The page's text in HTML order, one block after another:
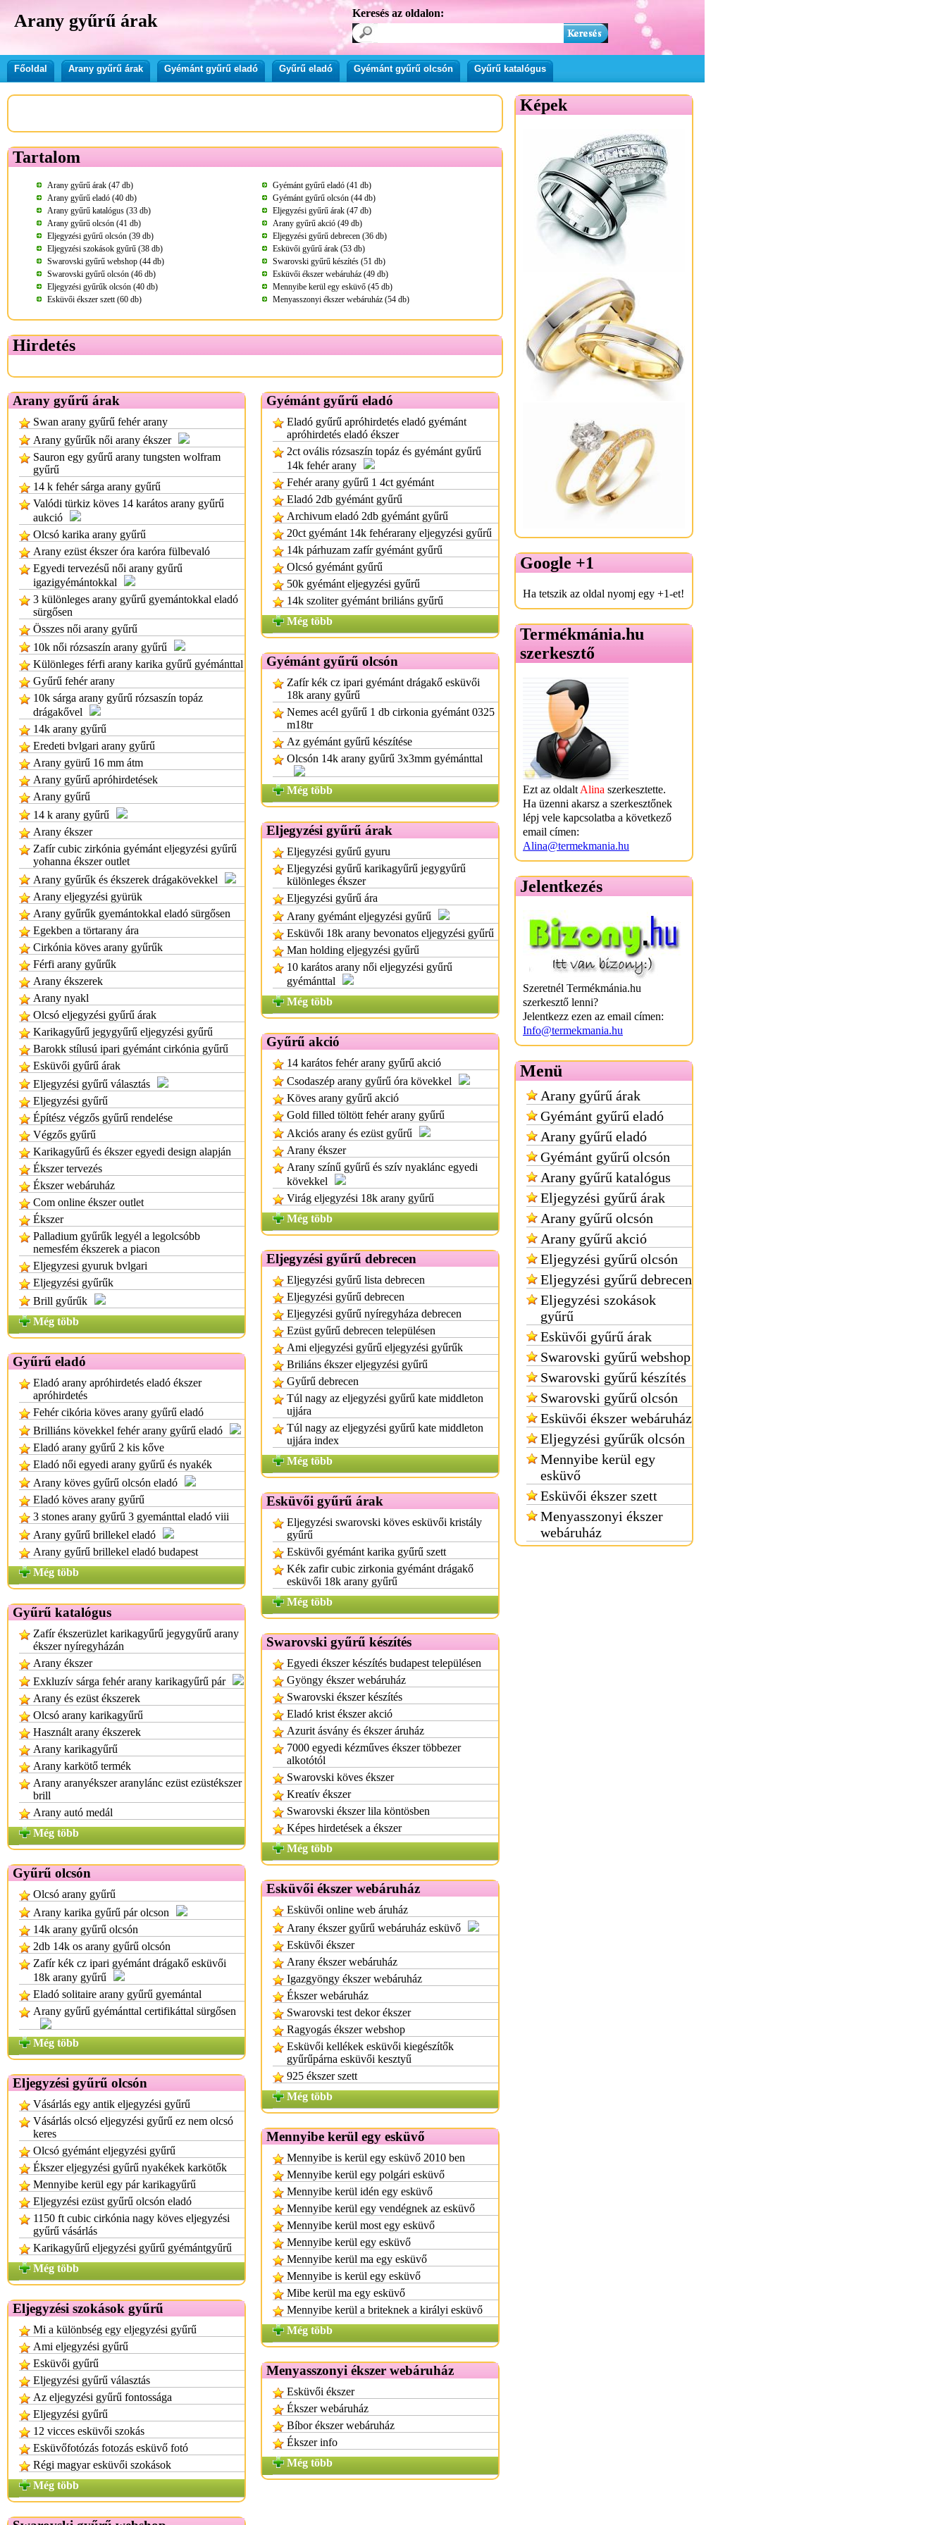
Arany gyűrű árak Keresés az oldalon:
Főoldal Arany gyűrű árak Gyémánt gyűrű eladó Gyűrű eladó Gyémánt gyűrű olcsón Gyűrű katalógus
Tartalom
Arany gyűrű árak (47 db)
Gyémánt gyűrű eladó (41 db)
Arany gyűrű eladó (40 db)
Gyémánt gyűrű olcsón (44 db)
Arany gyűrű katalógus (33 db)
Eljegyzési gyűrű árak (47 db)
Arany gyűrű olcsón (41 db)
Arany gyűrű akció (49 db)
Eljegyzési gyűrű olcsón (39 db)
Eljegyzési gyűrű debrecen (36 db)
Eljegyzési szokások gyűrű (38 db)
Esküvői gyűrű árak (53 db)
Swarovski gyűrű webshop (44 db)
Swarovski gyűrű készítés (51 db)
Swarovski gyűrű olcsón (46 db)
Esküvői ékszer webáruház (49 db)
Eljegyzési gyűrűk olcsón (40 db)
Mennyibe kerül egy esküvő (45 db)
Esküvői ékszer szett (60 db)
Menyasszonyi ékszer webáruház (54 db)
Hirdetés
Arany gyűrű árak
Swan arany gyűrű fehér arany
Arany gyűrűk női arany ékszer
Sauron egy gyűrű arany tungsten wolfram
gyűrű
14 k fehér sárga arany gyűrű
Valódi türkiz köves 14 karátos arany gyűrű
aukció
Olcsó karika arany gyűrű
Arany ezüst ékszer óra karóra fülbevaló
Egyedi tervezésű női arany gyűrű
igazigyémántokkal
3 különleges arany gyűrű gyemántokkal eladó
sürgősen
Összes női arany gyűrű
10k női rózsaszín arany gyűrű
Különleges férfi arany karika gyűrű gyémánttal
Gyűrű fehér arany
10k sárga arany gyűrű rózsaszín topáz
drágakővel
14k arany gyűrű
Eredeti bvlgari arany gyűrű
Arany gyürű 16 mm átm
Arany gyűrű apróhirdetések
Arany gyűrű
14 k arany gyűrű
Arany ékszer
Zafír cubic zirkónia gyémánt eljegyzési gyűrű
yohanna ékszer outlet
Arany gyűrűk és ékszerek drágakövekkel
Arany eljegyzési gyürük
Arany gyűrűk gyemántokkal eladó sürgősen
Egekben a törtarany ára
Cirkónia köves arany gyűrűk
Férfi arany gyűrűk
Arany ékszerek
Arany nyakl
Olcsó eljegyzési gyűrű árak
Karikagyűrű jegygyűrű eljegyzési gyűrű
Barokk stílusú ipari gyémánt cirkónia gyűrű
Esküvői gyűrű árak
Eljegyzési gyűrű választás
Eljegyzési gyűrű
Építész végzős gyűrű rendelése
Végzős gyűrű
Karikagyűrű és ékszer egyedi design alapján
Ékszer tervezés
Ékszer webáruház
Com online ékszer outlet
Ékszer
Palladium gyűrűk legyél a legolcsóbb
nemesfém ékszerek a piacon
Eljegyzesi gyuruk bvlgari
Eljegyzési gyűrűk
Brill gyűrűk
Még több
Gyűrű eladó
Eladó arany apróhirdetés eladó ékszer
apróhirdetés
Fehér cikória köves arany gyűrű eladó
Brilliáns kövekkel fehér arany gyűrű eladó
Eladó arany gyűrű 2 kis kőve
Eladó női egyedi arany gyűrű és nyakék
Arany köves gyűrű olcsón eladó
Eladó köves arany gyűrű
3 stones arany gyűrű 3 gyemánttal eladó viii
Arany gyűrű brillekel eladó
Arany gyűrű brillekel eladó budapest
Még több
Gyűrű katalógus
Zafír ékszerüzlet karikagyűrű jegygyűrű arany
ékszer nyíregyházán
Arany ékszer
Exkluzív sárga fehér arany karikagyűrű pár
Arany és ezüst ékszerek
Olcsó arany karikagyűrű
Használt arany ékszerek
Arany karikagyűrű
Arany karkötő termék
Arany aranyékszer aranylánc ezüst ezüstékszer
brill
Arany autó medál
Még több
Gyűrű olcsón
Olcsó arany gyűrű
Arany karika gyűrű pár olcson
14k arany gyűrű olcsón
2db 14k os arany gyűrű olcsón
Zafír kék cz ipari gyémánt drágakő esküvői
18k arany gyűrű
Eladó solitaire arany gyűrű gyemántal
Arany gyűrű gyémánttal certifikáttal sürgősen
Még több
Eljegyzési gyűrű olcsón
Vásárlás egy antik eljegyzési gyűrű
Vásárlás olcsó eljegyzési gyűrű ez nem olcsó
keres
Olcsó gyémánt eljegyzési gyűrű
Ékszer eljegyzési gyűrű nyakékek karkötők
Mennyibe kerül egy pár karikagyűrű
Eljegyzési ezüst gyűrű olcsón eladó
1150 ft cubic cirkónia nagy köves eljegyzési
gyűrű vásárlás
Karikagyűrű eljegyzési gyűrű gyémántgyűrű
Még több
Eljegyzési szokások gyűrű
Mi a különbség egy eljegyzési gyűrű
Ami eljegyzési gyűrű
Esküvői gyűrű
Eljegyzési gyűrű választás
Az eljegyzési gyűrű fontossága
Eljegyzési gyűrű
12 vicces esküvői szokás
Esküvőfotózás fotozás esküvő fotó
Régi magyar esküvői szokások
Még több
Gyémánt gyűrű eladó
Eladó gyűrű apróhirdetés eladó gyémánt
apróhirdetés eladó ékszer
2ct ovális rózsaszín topáz és gyémánt gyűrű
14k fehér arany
Fehér arany gyűrű 1 4ct gyémánt
Eladó 2db gyémánt gyűrű
Archivum eladó 2db gyémánt gyűrű
20ct gyémánt 14k fehérarany eljegyzési gyűrű
14k párhuzam zafír gyémánt gyűrű
Olcsó gyémánt gyűrű
50k gyémánt eljegyzési gyűrű
14k szoliter gyémánt briliáns gyűrű
Még több
Gyémánt gyűrű olcsón
Zafír kék cz ipari gyémánt drágakő esküvői
18k arany gyűrű
Nemes acél gyűrű 1 db cirkonia gyémánt 0325
m18tr
Az gyémánt gyűrű készítése
Olcsón 14k arany gyűrű 3x3mm gyémánttal
Még több
Eljegyzési gyűrű árak
Eljegyzési gyűrű gyuru
Eljegyzési gyűrű karikagyűrű jegygyűrű
különleges ékszer
Eljegyzési gyűrű ára
Arany gyémánt eljegyzési gyűrű
Esküvői 18k arany bevonatos eljegyzési gyűrű
Man holding eljegyzési gyűrű
10 karátos arany női eljegyzési gyűrű
gyémánttal
Még több
Gyűrű akció
14 karátos fehér arany gyűrű akció
Csodaszép arany gyűrű óra kövekkel
Köves arany gyűrű akció
Gold filled töltött fehér arany gyűrű
Akciós arany és ezüst gyűrű
Arany ékszer
Arany színű gyűrű és szív nyaklánc egyedi
kövekkel
Virág eljegyzési 18k arany gyűrű
Még több
Eljegyzési gyűrű debrecen
Eljegyzési gyűrű lista debrecen
Eljegyzési gyűrű debrecen
Eljegyzési gyűrű nyíregyháza debrecen
Ezüst gyűrű debrecen településen
Ami eljegyzési gyűrű eljegyzési gyűrűk
Briliáns ékszer eljegyzési gyűrű
Gyűrű debrecen
Túl nagy az eljegyzési gyűrű kate middleton
ujjára
Túl nagy az eljegyzési gyűrű kate middleton
ujjára index
Még több
Esküvői gyűrű árak
Eljegyzési swarovski köves esküvői kristály
gyűrű
Esküvői gyémánt karika gyűrű szett
Kék zafir cubic zirkonia gyémánt drágakő
esküvői 18k arany gyűrű
Még több
Swarovski gyűrű készítés
Egyedi ékszer készítés budapest településen
Gyöngy ékszer webáruház
Swarovski ékszer készítés
Eladó krist ékszer akció
Azurit ásvány és ékszer áruház
7000 egyedi kézműves ékszer többezer
alkotótól
Swarovski köves ékszer
Kreatív ékszer
Swarovski ékszer lila köntösben
Képes hirdetések a ékszer
Még több
Esküvői ékszer webáruház
Esküvői online web áruház
Arany ékszer gyűrű webáruház esküvő
Esküvői ékszer
Arany ékszer webáruház
Igazgyöngy ékszer webáruház
Ékszer webáruház
Swarovski test dekor ékszer
Ragyogás ékszer webshop
Esküvői kellékek esküvői kiegészítők
gyűrűpárna esküvői kesztyű
925 ékszer szett
Még több
Mennyibe kerül egy esküvő
Mennyibe is kerül egy esküvő 2010 ben
Mennyibe kerül egy polgári esküvő
Mennyibe kerül idén egy esküvő
Mennyibe kerül egy vendégnek az esküvő
Mennyibe kerül most egy esküvő
Mennyibe kerül egy esküvő
Mennyibe kerül ma egy esküvő
Mennyibe is kerül egy esküvő
Mibe kerül ma egy esküvő
Mennyibe kerül a briteknek a királyi esküvő
Még több
Menyasszonyi ékszer webáruház
Esküvői ékszer
Ékszer webáruház
Bíbor ékszer webáruház
Ékszer info
Még több
Képek
Google +1
Ha tetszik az oldal nyomj egy +1-et!
Termékmánia.hu
szerkesztő
Ezt az oldalt Alina szerkesztette.
Ha üzenni akarsz a szerkesztőnek
lépj vele kapcsolatba a következő
email címen:
Alina@termekmania.hu
Jelentkezés
Szeretnél Termékmánia.hu
szerkesztő lenni?
Jelentkezz ezen az email címen:
Info@termekmania.hu
Menü
Arany gyűrű árak
Gyémánt gyűrű eladó
Arany gyűrű eladó
Gyémánt gyűrű olcsón
Arany gyűrű katalógus
Eljegyzési gyűrű árak
Arany gyűrű olcsón
Arany gyűrű akció
Eljegyzési gyűrű olcsón
Eljegyzési gyűrű debrecen
Eljegyzési szokások
gyűrű
Esküvői gyűrű árak
Swarovski gyűrű webshop
Swarovski gyűrű készítés
Swarovski gyűrű olcsón
Esküvői ékszer webáruház
Eljegyzési gyűrűk olcsón
Mennyibe kerül egy
esküvő
Esküvői ékszer szett
Menyasszonyi ékszer
webáruház